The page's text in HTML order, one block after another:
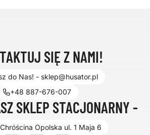
SIĘ Z NAMI!
do Nas! - sklep@husator.pl
+48 887-676-007
SKLEP STACJONARNY -
Opolska ul. 1 Maja 6